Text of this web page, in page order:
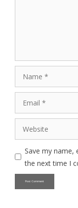
Save my name,
the next time I